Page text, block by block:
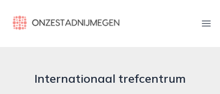
onzestadnijmegen.nl
Internationaal trefcentrum